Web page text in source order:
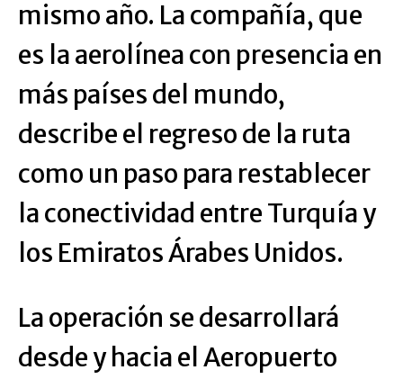
mismo año. La compañía, que
es la aerolínea con presencia en
más países del mundo,
describe el regreso de la ruta
como un paso para restablecer
la conectividad entre Turquía y
los Emiratos Árabes Unidos.
La operación se desarrollará
desde y hacia el Aeropuerto